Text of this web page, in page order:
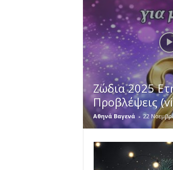
Ζώδια 2025
Προβλέψεις
Αθηνά Βαγενά - 22